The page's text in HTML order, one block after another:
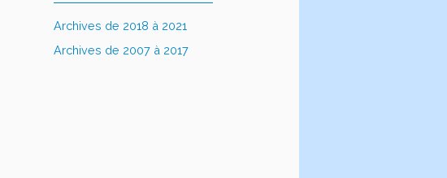
Archives de 2018 à 2021
Archives de 2007 à 2017